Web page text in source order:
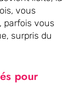
vous
parfois vous
surpris du
pour